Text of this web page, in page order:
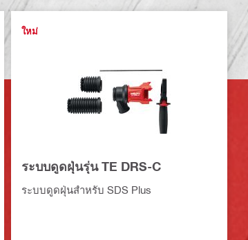
ใหม่
ระบบดูดฝุ่นรุ่น TE DRS-C
ระบบดูดฝุ่นสำหรับ SDS Plus